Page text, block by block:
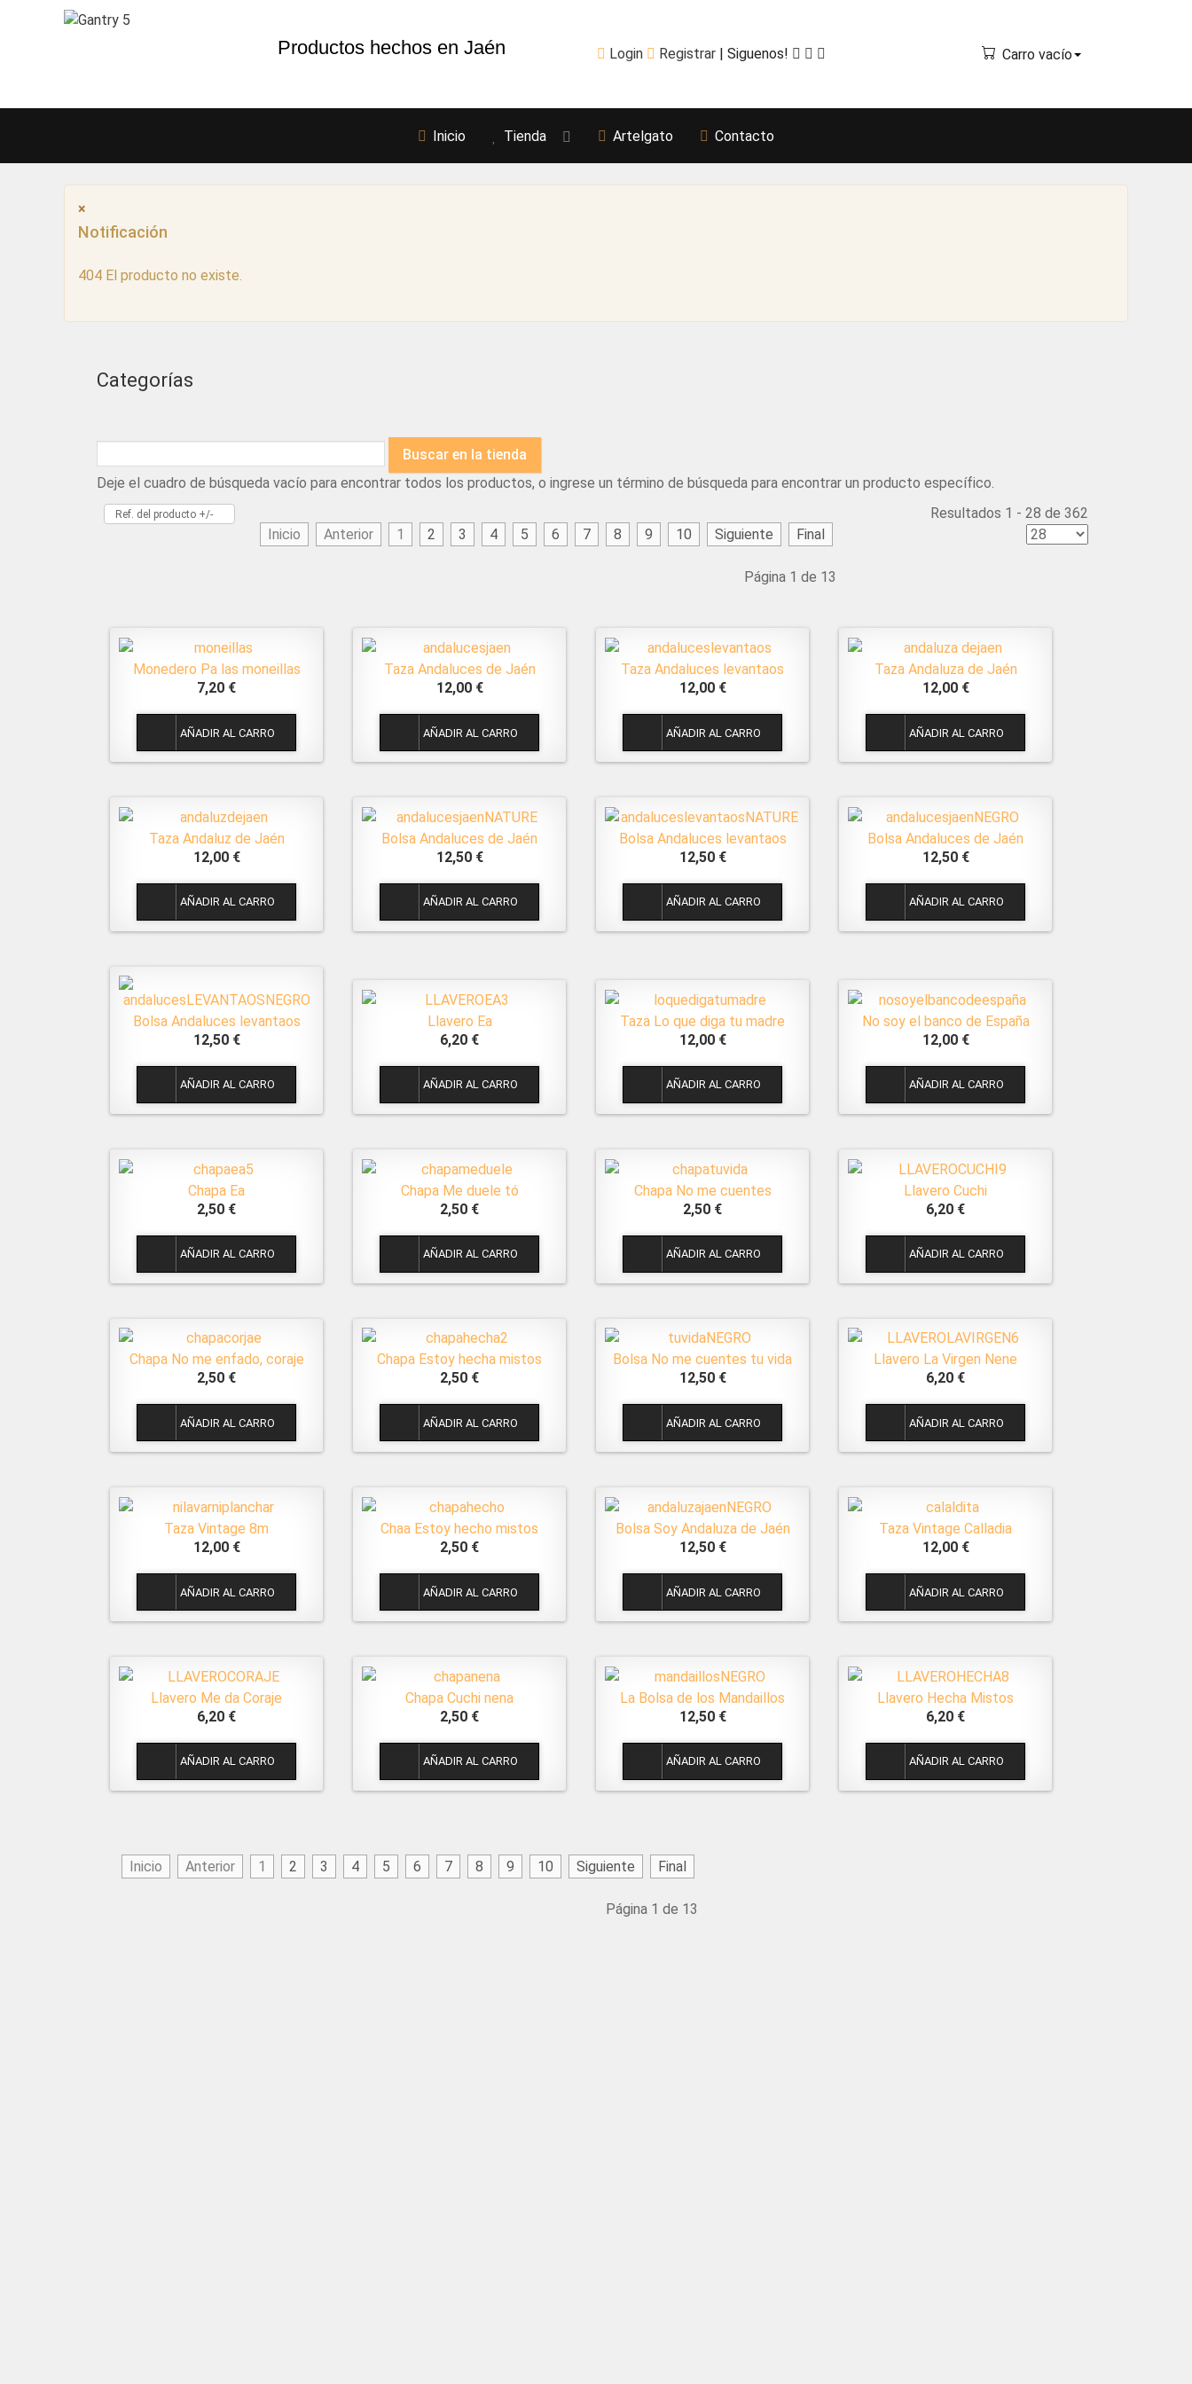
Productos hechos en Jaén Login Registrar | Siguenos! Carro vacío
Inicio Tienda Artelgato Contacto
×
Notificación
404 El producto no existe.
Categorías
Deje el cuadro de búsqueda vacío para encontrar todos los productos, o ingrese un término de búsqueda para encontrar un producto específico.
Ref. del producto +/-
Inicio Anterior 1 2 3 4 5 6 7 8 9 10 Siguiente Final
Página 1 de 13
Resultados 1 - 28 de 362
Monedero Pa las moneillas
7,20 €
Taza Andaluces de Jaén
12,00 €
Taza Andaluces levantaos
12,00 €
Taza Andaluza de Jaén
12,00 €
Taza Andaluz de Jaén
12,00 €
1
Bolsa Andaluces de Jaén
12,50 €
1
Bolsa Andaluces levantaos
12,50 €
1
Bolsa Andaluces de Jaén
12,50 €
1
Bolsa Andaluces levantaos
12,50 €
1
Llavero Ea
6,20 €
1
Taza Lo que diga tu madre
12,00 €
1
No soy el banco de España
12,00 €
1
Chapa Ea
2,50 €
Chapa Me duele tó
2,50 €
Chapa No me cuentes
2,50 €
Llavero Cuchi
6,20 €
Chapa No me enfado, coraje
2,50 €
Chapa Estoy hecha mistos
2,50 €
Bolsa No me cuentes tu vida
12,50 €
Llavero La Virgen Nene
6,20 €
Taza Vintage 8m
12,00 €
Chaa Estoy hecho mistos
2,50 €
Bolsa Soy Andaluza de Jaén
12,50 €
Taza Vintage Calladia
12,00 €
Llavero Me da Coraje
6,20 €
1
Chapa Cuchi nena
2,50 €
1
La Bolsa de los Mandaillos
12,50 €
1
Llavero Hecha Mistos
6,20 €
1
Inicio Anterior 1 2 3 4 5 6 7 8 9 10 Siguiente Final
Página 1 de 13